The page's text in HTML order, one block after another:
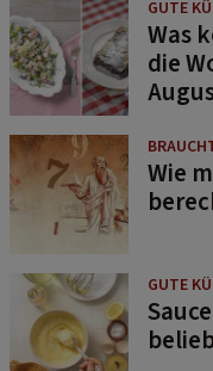
GUTE
Was
die
Wie
GUTE